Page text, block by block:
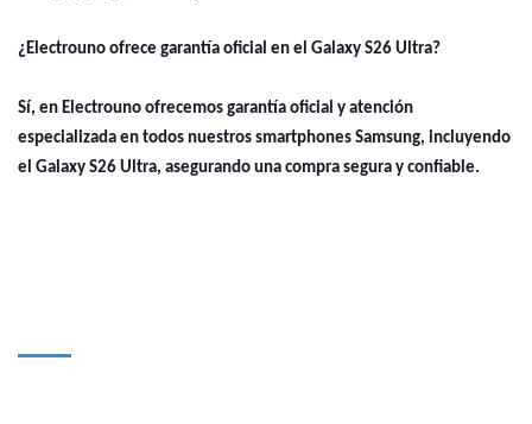
¿Electrouno ofrece garantía oficial en el Galaxy S26 Ultra?
Sí, en Electrouno ofrecemos garantía oficial y atención
especializada en todos nuestros smartphones Samsung, incluyendo
el Galaxy S26 Ultra, asegurando una compra segura y confiable.